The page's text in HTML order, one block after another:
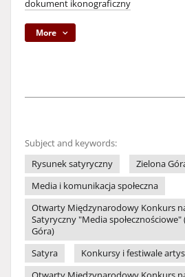
dokument ikonograficzny
More
Subject and keywords:
Rysunek satyryczny
Zielona
Media i komunikacja społeczna
Otwarty Międzynarodowy Konkurs
Satyryczny "Media społecznościowe"
Góra)
Satyra
Konkursy i festiwale